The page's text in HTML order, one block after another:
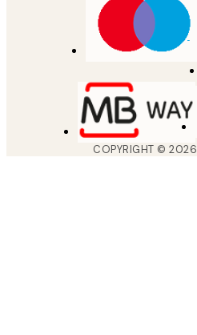
COPYRIGHT ©2026